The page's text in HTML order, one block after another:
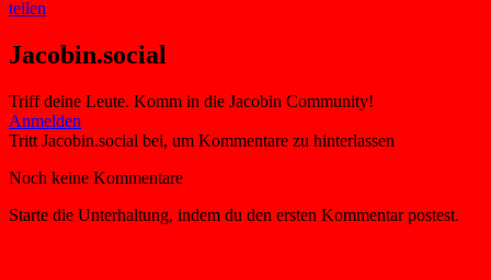
teilen
Jacobin.social
Triff deine Leute. Komm in die Jacobin Community!